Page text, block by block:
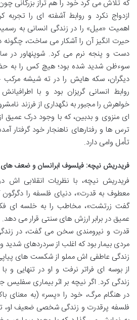
که تلاش می کرد خود را هم تراز بزرگانی چون
ازدواج نکرد و روابط آشفته ای را تجربه
اهمیت «میل» را در زندگی انسانی به
حیرت انگیز آن را آشکار می ساخت، چگونه
دست و پنجه نرم می کرد. شوپنهاور در
سوءظن شدید شده بود؛ هیچ کس را به
دیگران، سکه هایش را در ته شیشه مرکب
روابط انسانی گریزان بود و با
خواهرش را مجبور به نگهداری از فرزند
ای منزوی و بدبین، که با وجود درک عمیق
ترس ها و رفتارهای ناهنجار خود گرفتار
تأمل وامی دارد.
فریدریش نیچه: فیلسوف ابرانسان و ضعف های
فریدریش نیچه، با نظریات انقلابی اش
معطوف به قدرت»، دنیای فلسفه را
گفت زرتشت»، مخاطب را به خلسه ای
عمیق در برابر ارزش های سنتی قرار می دهد.
قدرت و نیرومندی سخن می گفت، در
مردی بیمار بود که اغلب از سردردهای
زندگی عاطفی اش مملو از شکست های
از بوسه ای فراتر نرفت و او در تنهایی
زندگی کرد. اگر نیچه بر اثر بیماری
در هنگام مرگ، خود را «پسر» (به معنای
فلسفه پرقدرت و زندگی شخصی ضعیف او،